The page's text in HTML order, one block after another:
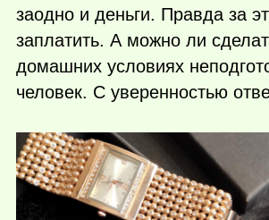
заодно и деньги. Правда за
заплатить. А можно ли
домашних условиях
человек. С уверенностью